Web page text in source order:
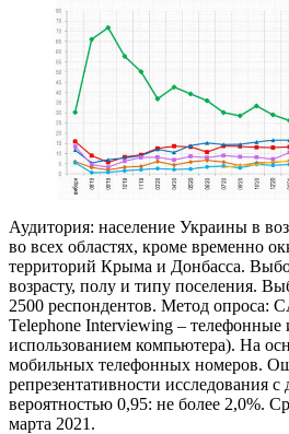
Аудитория: население Украины в
во всех областях, кроме временно
территорий Крыма и Донбасса.
возрасту, полу и типу поселения.
2500 респондентов. Метод опроса:
Telephone Interviewing – телефонные
использованием компьютера). На
мобильных телефонных номеров.
репрезентативности исследования с
вероятностью 0,95: не более 2,0%.
марта 2021.